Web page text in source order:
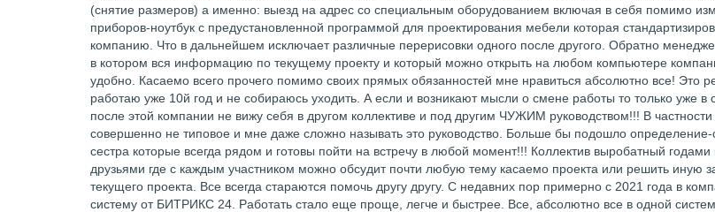
(снятие размеров) а именно: выезд на адрес со специальным оборудованием включая в себя помимо
приборов-ноутбук с предустановленной программой для проектирования мебели которая
компанию. Что в дальнейшем исключает различные перерисовки одного после другого. Обратно
в котором вся информацию по текущему проекту и который можно открыть на любом компьютере
удобно. Касаемо всего прочего помимо своих прямых обязанностей мне нравиться абсолютно все! Это
работаю уже 10й год и не собираюсь уходить. А если и возникают мысли о смене работы то только уже в
после этой компании не вижу себя в другом коллективе и под другим ЧУЖИМ руководством!!! В частности
совершенно не типовое и мне даже сложно называть это руководство. Больше бы подошло
сестра которые всегда рядом и готовы пойти на встречу в любой момент!!! Коллектив выробатный годами
друзьями где с каждым участником можно обсудит почти любую тему касаемо проекта или решить иную
текущего проекта. Все всегда стараются помочь другу другу. С недавних пор примерно с 2021 года в
систему от БИТРИКС 24. Работать стало еще проще, легче и быстрее. Все, абсолютно все в одной